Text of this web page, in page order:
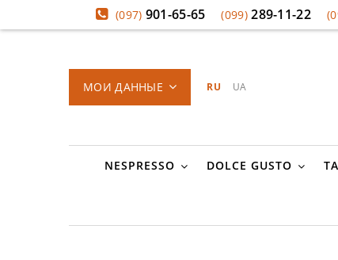
(097) 901-65-65 (099)289-11-22
МОИ ДАННЫЕ RU UA
NESPRESSO DOLCE GUSTO